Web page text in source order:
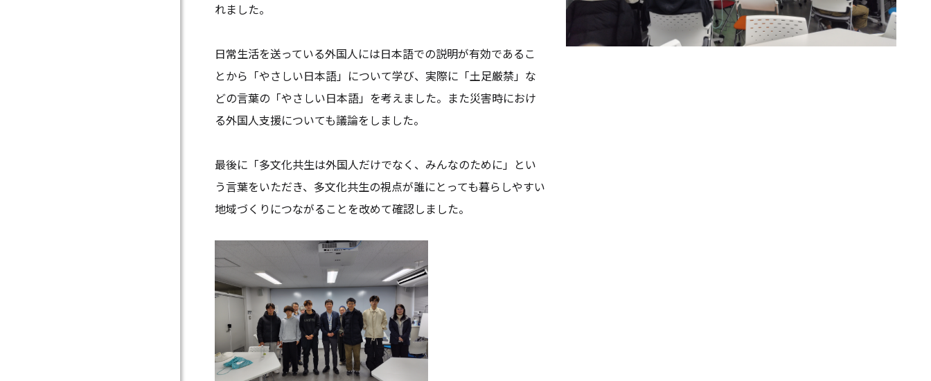
れました。
日常生活を送っている外国人には日本語での説明が有効であるこ
とから「やさしい日本語」について学び、実際に「土足厳禁」な
どの言葉の「やさしい日本語」を考えました。また災害時におけ
る外国人支援についても議論をしました。
最後に「多文化共生は外国人だけでなく、みんなのために」とい
う言葉をいただき、多文化共生の視点が誰にとっても暮らしやすい
地域づくりにつながることを改めて確認しました。